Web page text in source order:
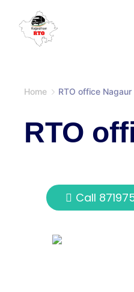
Home RTO office
RTO
Call